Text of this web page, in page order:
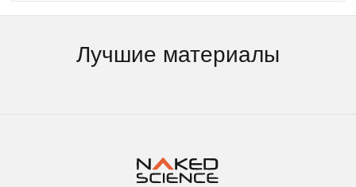
Лучшие материалы